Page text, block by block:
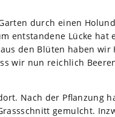
durch einen
ent­stan­dene Lücke hat
den Blü­ten haben
wir nun reich­lich
Nach der Pflan­zung
gemulcht.